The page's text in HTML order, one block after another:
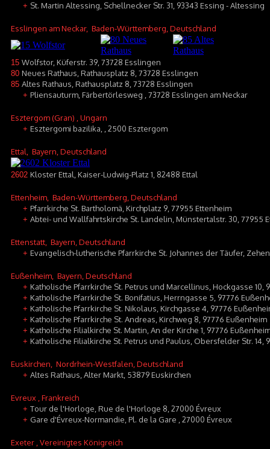
+ St. Martin Altessing, Schellnecker Str. 31, 93343 Essing - Altessing
Esslingen am Neckar, Baden-Württemberg, Deutschland
15 Wolfstor, Küferstr. 39, 73728 Esslingen
80 Neues Rathaus, Rathausplatz 8, 73728 Esslingen
85 Altes Rathaus, Rathausplatz 8, 73728 Esslingen
+ Pliensauturm, Färbertörlesweg , 73728 Esslingen am Neckar
Esztergom (Gran) , Ungarn
+ Esztergomi bazilika, , 2500 Esztergom
Ettal , Bayern, Deutschland
2602 Kloster Ettal, Kaiser-Ludwig-Platz 1, 82488 Ettal
Ettenheim , Baden-Württemberg, Deutschland
+ Pfarrkirche St. Bartholomä, Kirchplatz 9, 77955 Ettenheim
+ Abtei- und Wallfahrtskirche St. Landelin, Münstertalstr. 30, 77955
Ettenstatt , Bayern, Deutschland
+ Evangelisch-lutherische Pfarrkirche St. Johannes der Täufer,
Eußenheim , Bayern, Deutschland
+ Katholische Pfarrkirche St. Petrus und Marcellinus, Hockgasse 10,
+ Katholische Pfarrkirche St. Bonifatius, Herrngasse 5, 97776
+ Katholische Pfarrkirche St. Nikolaus, Kirchgasse 4, 97776
+ Katholische Pfarrkirche St. Andreas, Kirchweg 8, 97776 Eußenheim
+ Katholische Filialkirche St. Martin, An der Kirche 1, 97776
+ Katholische Filialkirche St. Petrus und Paulus, Obersfelder Str. 14,
Euskirchen , Nordrhein-Westfalen, Deutschland
+ Altes Rathaus, Alter Markt, 53879 Euskirchen
Evreux , Frankreich
+ Tour de l'Horloge, Rue de l'Horloge 8, 27000 Évreux
+ Gare d'Évreux-Normandie, Pl. de la Gare , 27000 Évreux
Exeter , Vereinigtes Königreich